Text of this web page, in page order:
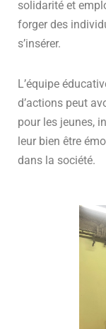
solidarité et
forger des
s’insérer.
L’équipe
d’actions peut
pour les jeunes,
leur bien être
dans la société.